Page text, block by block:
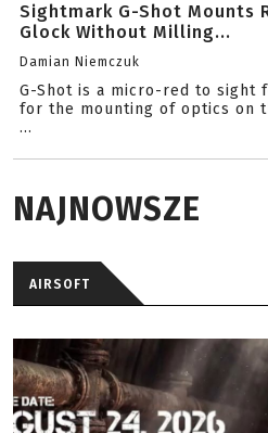
Sightmark G-Shot Mounts
Glock Without Milling...
Damian Niemczuk
G-Shot is a micro-red to sight
for the mounting of optics on
...
NAJNOWSZE
AIRSOFT